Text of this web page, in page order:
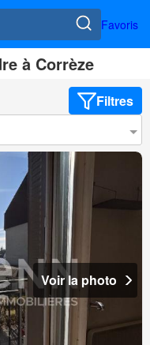
Favoris
à Corrèze
Filtres
Voir la photo